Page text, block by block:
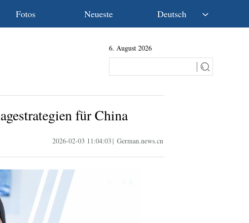
Fotos Neueste Deutsch
Français
6. August 2026
für China
2026-02-03 11:04:03 | German.news.cn